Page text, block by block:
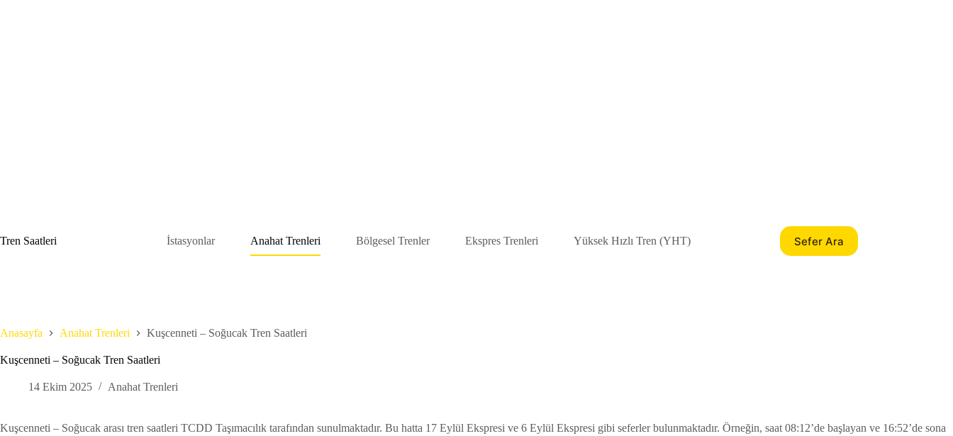
Tren Saatleri
İstasyonlar Anahat Trenleri Bölgesel Trenler Ekspres Trenleri Yüksek Hızlı Tren (YHT) Sefer Ara
Anasayfa Anahat Trenleri Kuşcenneti – Soğucak Tren Saatleri
Kuşcenneti – Soğucak Tren Saatleri
14 Ekim 2025 Anahat Trenleri
Kuşcenneti – Soğucak arası tren saatleri TCDD Taşımacılık tarafından sunulmaktadır. Bu hatta 17 Eylül Ekspresi ve 6 Eylül Ekspresi gibi seferler bulunmaktadır. Örneğin, saat 08:12’de başlayan ve 16:52’de sona